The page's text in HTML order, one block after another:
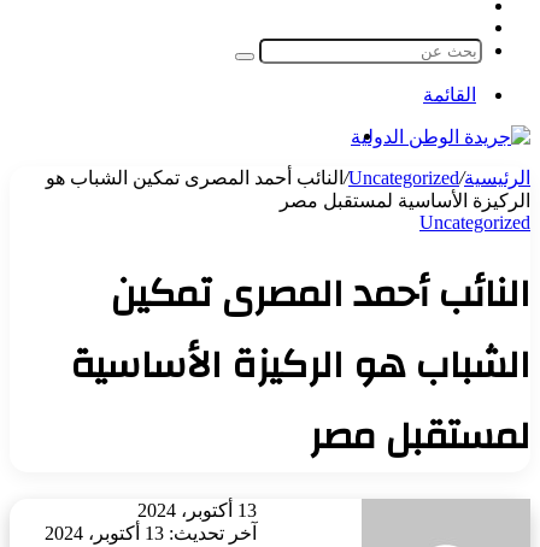
المظلم
بحث
القائمة
الرئيسية/
Uncategorized
/ النائب أحمد المصرى تمكين الشباب هو
الركيزة الأساسية لمستقبل مصر
Uncategorized
النائب أحمد المصرى تمكين
الشباب هو الركيزة الأساسية
لمستقبل مصر
أرسل
بريدا
13 أكتوبر، 2024
آخر تحديث: 13 أكتوبر، 2024